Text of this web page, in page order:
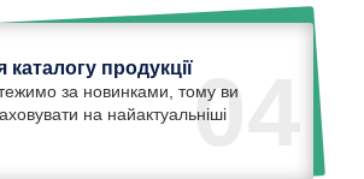
04
продукції
за новинками, тому ви
на найактуальніші